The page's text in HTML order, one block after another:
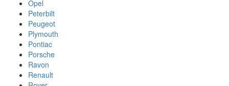
Opel
Peterbilt
Peugeot
Plymouth
Pontiac
Porsche
Ravon
Renault